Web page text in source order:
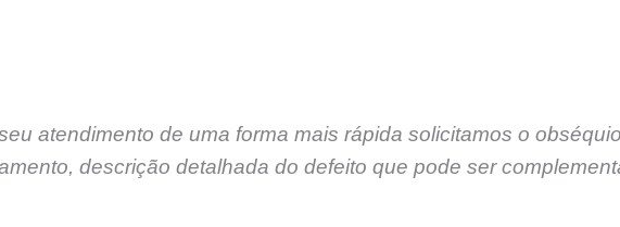
atendimento de uma forma mais rápida solicitamos o
descrição detalhada do defeito que pode ser